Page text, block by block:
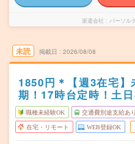
派遣会社 パーソル
未読 掲載日 2026/08/08
1850円＊【週3在宅
期！17時台定時！土
職種未経験OK 交通費別途支給あり
在宅・リモート WEB登録OK